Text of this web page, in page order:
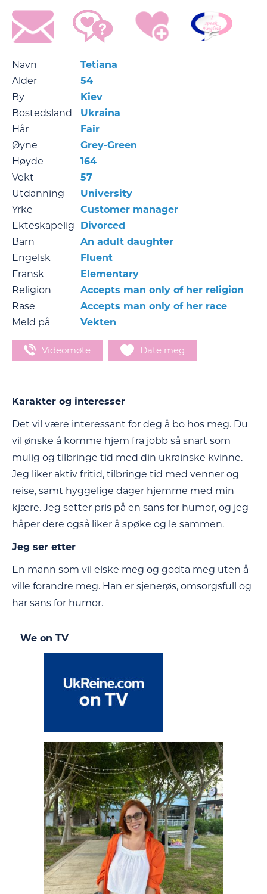
Navn
Tetiana
Alder
54
By
Kiev
Bostedsland
Ukraina
Hår
Fair
Øyne
Grey-Green
Høyde
164
Vekt
57
Utdanning
University
Yrke
Customer manager
Ekteskapelig
Divorced
Barn
An adult daughter
Engelsk
Fluent
Fransk
Elementary
Religion
Accepts man only of her religion
Rase
Accepts man only of her race
Meld på
Vekten
Videomøte Date meg
Karakter og interesser
Det vil være interessant for deg å bo hos meg. Du
vil ønske å komme hjem fra jobb så snart som
mulig og tilbringe tid med din ukrainske kvinne.
Jeg liker aktiv fritid, tilbringe tid med venner og
reise, samt hyggelige dager hjemme med min
kjære. Jeg setter pris på en sans for humor, og jeg
håper dere også liker å spøke og le sammen.
Jeg ser etter
En mann som vil elske meg og godta meg uten å
ville forandre meg. Han er sjenerøs, omsorgsfull og
har sans for humor.
We on TV